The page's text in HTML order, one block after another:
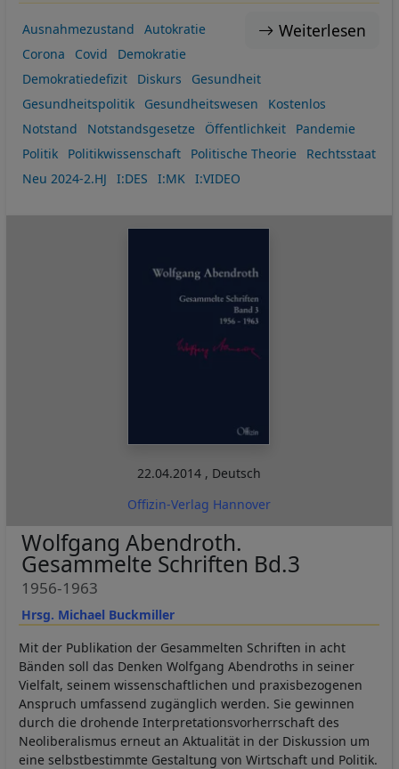
Weiterlesen
Ausnahmezustand
Autokratie
Corona
Covid
Demokratie
Demokratiedefizit
Diskurs
Gesundheit
Gesundheitspolitik
Gesundheitswesen
Kostenlos
Notstand
Notstandsgesetze Öffentlichkeit
Pandemie
Politik
Politikwissenschaft Politische Theorie
Rechtsstaat
Neu 2024-2.HJ
I:DES I:MK I:VIDEO
22.04.2014 , Deutsch
Offizin-Verlag Hannover
Hrsg. Michael Buckmiller
Wolfgang Abendroth.
Gesammelte Schriften Bd.3
1956-1963
Mit der Publikation der Gesammelten Schriften in acht
Bänden soll das Denken Wolfgang Abendroths in seiner
Vielfalt, seinem wissenschaftlichen und praxisbezogenen
Anspruch umfassend zugänglich werden. Sie gewinnen
durch die drohende Interpretationsvorherrschaft des
Neoliberalismus erneut an Aktualität in der Diskussion um
eine selbstbestimmte Gestaltung von Wirtschaft und Politik.